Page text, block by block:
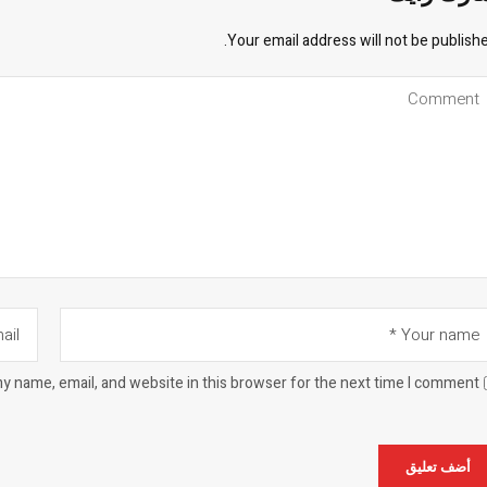
Your email address will not be
name, email, and website in this browser for the next time I comment.